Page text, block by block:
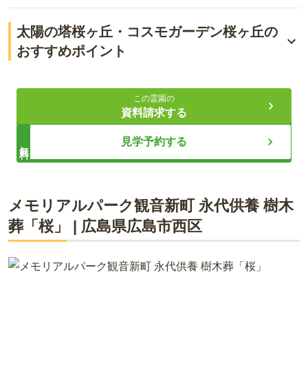
太陽の塔桜ヶ丘・コスモガーデン桜ヶ丘の
おすすめポイント
バス停で降りてすぐ
四季折々の自然を楽しめる
各宗派に応じて対応してもらえる
西日本最大級規模の7,000坪の敷地にあり、大納骨堂・樹木
絵が施された納骨堂は、室内にあるので天候を気にせずお参り
この霊園の
資料請求する
見学予約する
メモリアルパーク観音新町 永代供養 樹木
葬「桜」
広島県広島市西区